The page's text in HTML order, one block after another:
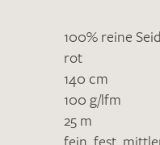
100% reine
rot
140 cm
100 g/lfm
25 m
fein fest